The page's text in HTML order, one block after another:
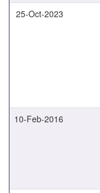
25-Oct-2023
10-Feb-2016